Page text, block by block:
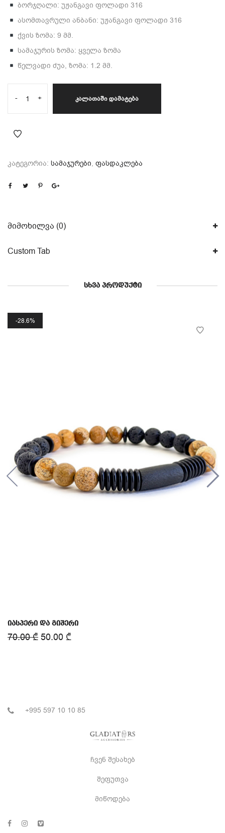
ბორჯღალი: უჟანგავი ფოლადი 316
ასომთავრული ანბანი: უჟანგავი ფოლადი 316
ქვის ზომა: 9 მმ.
სამაჯურის ზომა: ყველა ზომა
წელვადი ძუა, ზომა: 1.2 მმ.
- + ᲙᲐᲚᲐᲗᲐᲨᲘ ᲓᲐᲛᲐᲢᲔᲑᲐ
კატეგორია: სამაჯურები, ფასდაკლება
მიმოხილვა (0)
Custom Tab
ᲡᲮᲕᲐ ᲞᲠᲝᲓᲣᲥᲢᲘ
28.6%
იასპერი და გიშერი
70.00₾ 50.00 ₾
+995 597 10 10 85
ჩვენ შესახებ
შეფუთვა
მიწოდება